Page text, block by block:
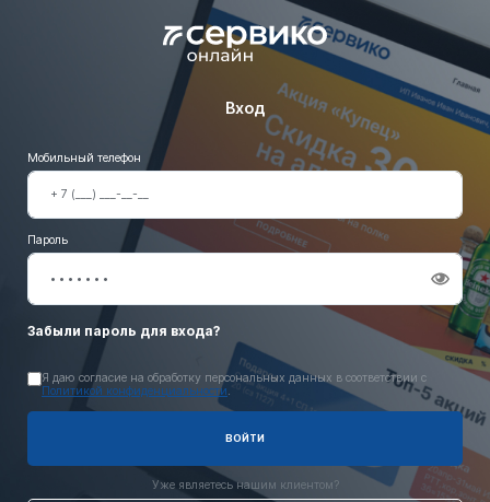
Вход
Мобильный телефон
Пароль
Забыли пароль для входа?
Я даю согласие на обработку персональных данных в соответствии с
Политикой конфиденциальности.
ВОЙТИ
Уже являетесь нашим клиентом?